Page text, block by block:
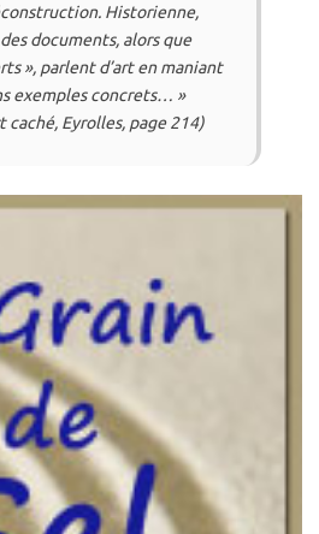
Historienne,
documents, alors que
», parlent d’art en maniant
exemples concrets… »
caché, Eyrolles, page 214)